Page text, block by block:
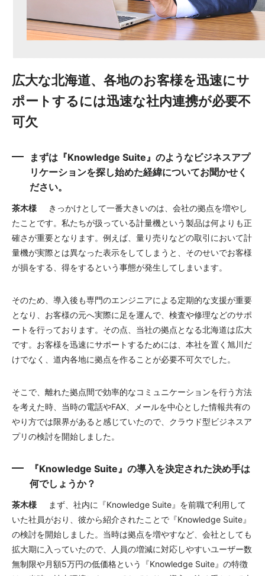
広大な北海道、各地のお客様を迅速にサ
ポートするには迅速な社内連携が必要不
可欠
まずは『Knowledge Suite』のようなビジネスアプ
リケーションを探し始めた経緯についてお聞かせく
ださい。
茶木様
きっかけとして一番大きいのは、会社の拠点を増やし
たことです。私たちが扱っている計量機という製品は何よりも正
確さが重要となります。例えば、量り売りなどの取引において計
量機が実際とは異なった表示をしてしまうと、そのせいでお客様
が損をする、得をするという事態が発生してしまいます。
そのため、導入後も専門のエンジニアによる定期的な支援が重要
となり、お客様の元へ実際に足を運んで、検査や修理などのサポ
ートを行っております。その点、当社の拠点となる北海道は広大
です。お客様を迅速にサポートするためには、本社を置く旭川だ
けでなく、道内各地に拠点を作ることが必要不可欠でした。
そこで、離れた拠点間で効率的なコミュニケーションを行う方法
を考えた時、当時の電話やFAX、メールを中心とした情報共有の
やり方では限界があると感じていたので、クラウド型ビジネスア
プリの検討を開始しました。
『Knowledge Suite』の導入を決定された決め手は
何でしょうか？
茶木様
まず、社内に『Knowledge Suite』を前職で利用して
いた社員がおり、彼から紹介されたことで『Knowledge Suite』
の検討を開始しました。当時は拠点を増やすなど、会社としても
拡大期に入っていたので、人員の増減に対応しやすいユーザー数
無制限や月額5万円の低価格という『Knowledge Suite』の特徴